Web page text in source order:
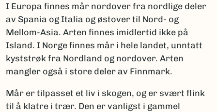
I Europa finnes mår nordover fra nordlige deler
av Spania og Italia og østover til Nord- og
Mellom-Asia. Arten finnes imidlertid ikke på
Island. I Norge finnes mår i hele landet, unntatt
kyststrøk fra Nordland og nordover. Arten
mangler også i store deler av Finnmark.
Mår er tilpasset et liv i skogen, og er svært flink
til å klatre i trær. Den er vanligst i gammel